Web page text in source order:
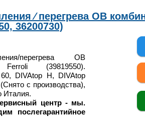
⁄ перегрева ОВ
36200730)
перегрева ОВ
Ferroli (39819550).
DIVAtop H, DIVAtop
с производства),
Италия.
центр - мы.
послегарантийное